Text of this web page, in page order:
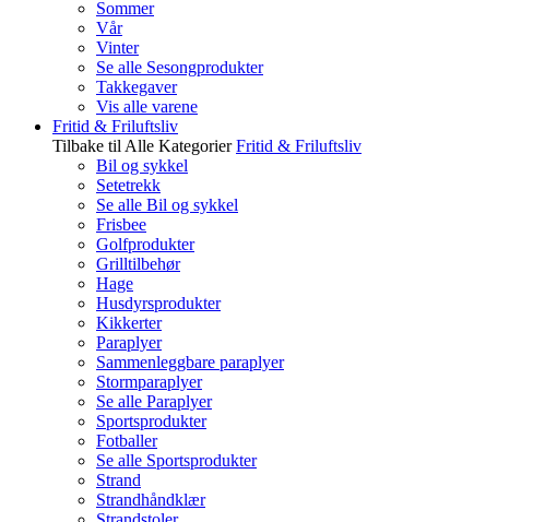
Sommer
Vår
Vinter
Se alle Sesongprodukter
Takkegaver
Vis alle varene
Fritid & Friluftsliv
Tilbake til Alle Kategorier Fritid & Friluftsliv
Bil og sykkel
Setetrekk
Se alle Bil og sykkel
Frisbee
Golfprodukter
Grilltilbehør
Hage
Husdyrsprodukter
Kikkerter
Paraplyer
Sammenleggbare paraplyer
Stormparaplyer
Se alle Paraplyer
Sportsprodukter
Fotballer
Se alle Sportsprodukter
Strand
Strandhåndklær